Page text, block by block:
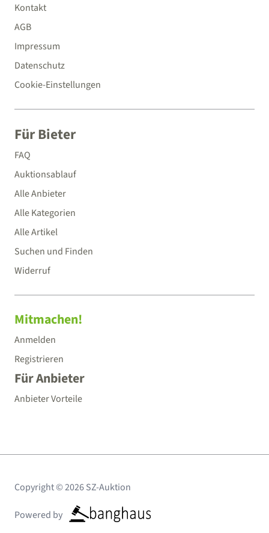
Kontakt
AGB
Impressum
Datenschutz
Cookie-Einstellungen
Für Bieter
FAQ
Auktionsablauf
Alle Anbieter
Alle Kategorien
Alle Artikel
Suchen und Finden
Widerruf
Mitmachen!
Anmelden
Registrieren
Für Anbieter
Anbieter Vorteile
Copyright © 2026 SZ-Auktion
Powered by